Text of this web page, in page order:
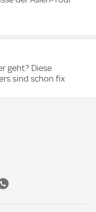
geht? Diese
sind schon fix